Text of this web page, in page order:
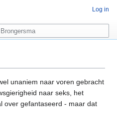
unaniem naar voren gebracht
naar seks, het
over gefantaseerd - maar dat
Log in